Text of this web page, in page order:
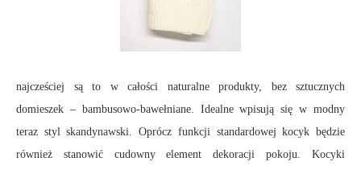
najcześciej są to w całości naturalne produkty, bez sztucznych
domieszek – bambusowo-bawełniane. Idealne wpisują się w modny
teraz styl skandynawski. Oprócz funkcji standardowej kocyk będzie
również stanowić cudowny element dekoracji pokoju. Kocyki